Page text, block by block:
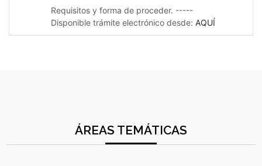
Requisitos y forma de proceder. -----
Disponible trámite electrónico desde: AQUÍ
ÁREAS TEMÁTICAS